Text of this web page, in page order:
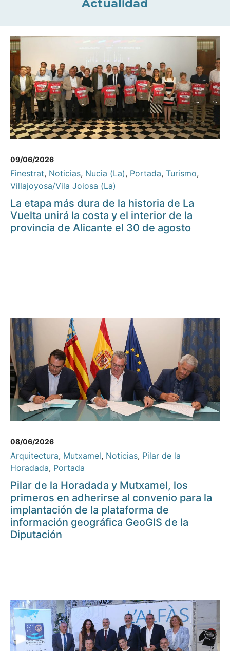
Actualidad
09/06/2026
Finestrat, Noticias, Nucia (La), Portada, Turismo,
Villajoyosa/Vila Joiosa (La)
La etapa más dura de la historia de La
Vuelta unirá la costa y el interior de la
provincia de Alicante el 30 de agosto
08/06/2026
Arquitectura, Mutxamel, Noticias, Pilar de la
Horadada, Portada
Pilar de la Horadada y Mutxamel, los
primeros en adherirse al convenio para la
implantación de la plataforma de
información geográfica GeoGIS de la
Diputación